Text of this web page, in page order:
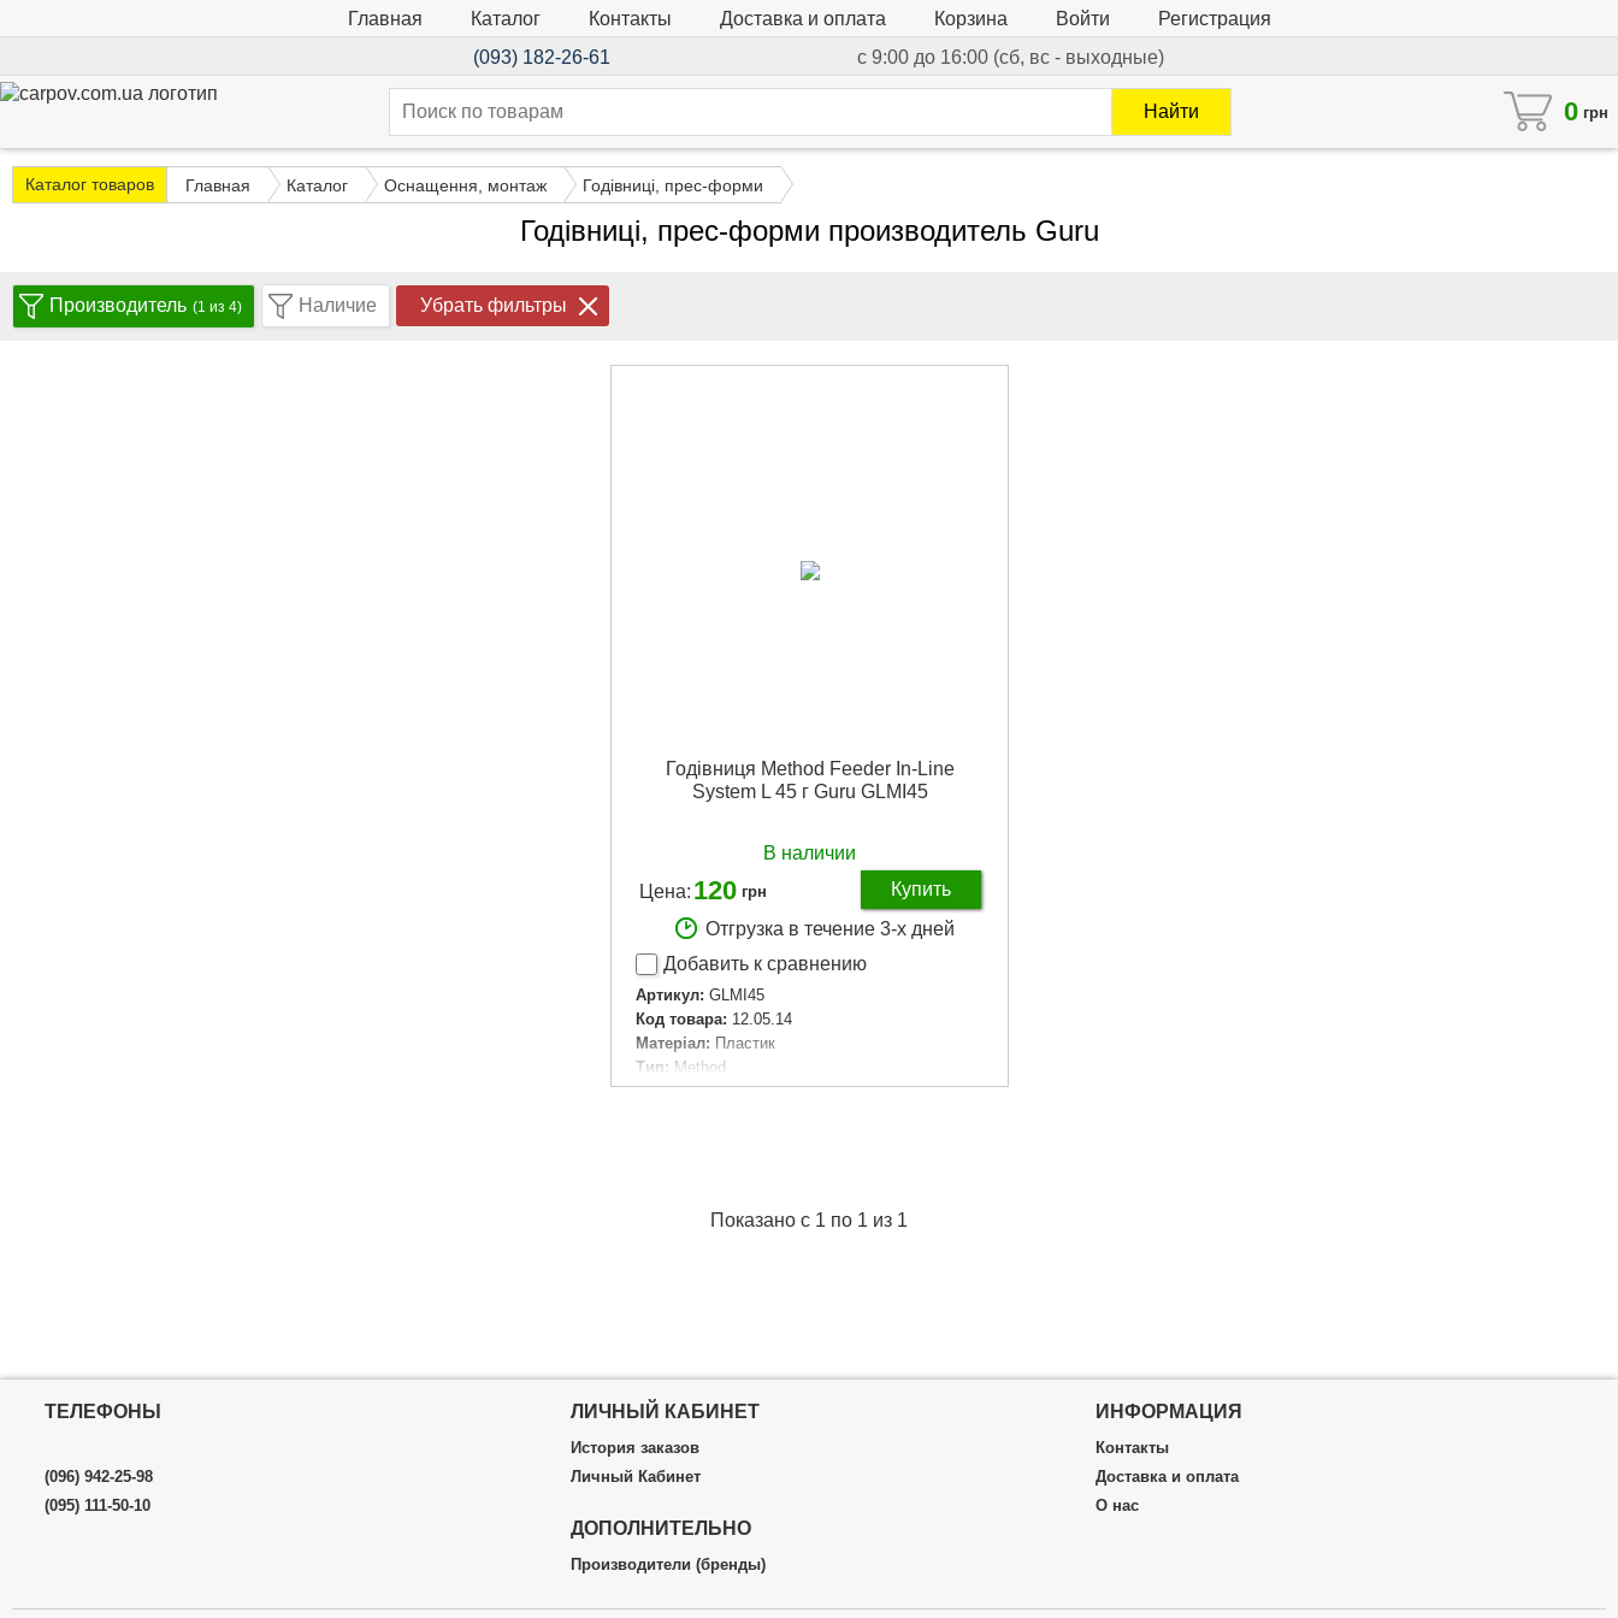
Главная Каталог Контакты Доставка и оплата Корзина Войти
Регистрация
(093) 182-26-61
с 9:00 до 16:00 (сб, вс - выходные)
0 грн
Найти
Каталог товаров Главная Каталог Оснащення, монтаж Годівниці, прес-форми
Годівниці, прес-форми производитель Guru
Производитель (1 из 4) Наличие Убрать фильтры
Годівниця Method Feeder In-Line
System L 45 г Guru GLMI45
В наличии
Цена: 120 грн
Купить
Отгрузка в течение 3-х дней
Добавить к сравнению
Артикул: GLMI45
Код товара: 12.05.14
Матеріал: Пластик
Тип: Method
Материал: Пластик
Габариты упаковки: 120x30x40 мм
Показано с 1 по 1 из 1
ТЕЛЕФОНЫ
(096) 942-25-98
(095) 111-50-10
ЛИЧНЫЙ КАБИНЕТ
История заказов
Личный Кабинет
ДОПОЛНИТЕЛЬНО
Производители (бренды)
ИНФОРМАЦИЯ
Контакты
Доставка и оплата
О нас